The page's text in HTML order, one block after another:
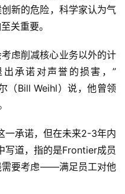
新的危险，科学家认为气
关重要。
虑削减核心业务以外的计
承诺对声誉的损害，”
（Bill Weihl）说，他曾领
一承诺，但在未来2-3年内
写道，指的是Frontier成员
需要考虑——满足员工对他